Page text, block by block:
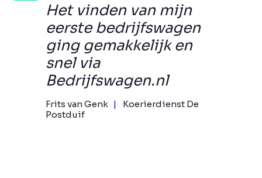
Het vinden van mijn
eerste bedrijfswagen
ging gemakkelijk en
snel via
Bedrijfswagen.nl
Frits van Genk
Koerierdienst De
Postduif